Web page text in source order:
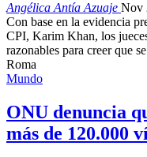
Angélica Antía Azuaje Nov
Con base en la evidencia
CPI, Karim Khan, los
razonables para creer que
Roma
Mundo
ONU denuncia
más de 120.000